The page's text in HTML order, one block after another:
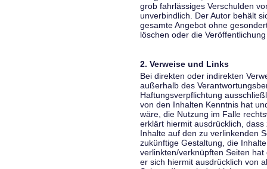
grob fahrlässiges Verschulden
unverbindlich. Der Autor behält
gesamte Angebot ohne
löschen oder die
2. Verweise und Links
Bei direkten oder indirekten
außerhalb des
Haftungsverpflichtung
von den Inhalten Kenntnis hat
wäre, die Nutzung im Falle
erklärt hiermit ausdrücklich,
Inhalte auf den zu verlinkenden
zukünftige Gestaltung, die
verlinkten/verknüpften Seiten
er sich hiermit ausdrücklich von